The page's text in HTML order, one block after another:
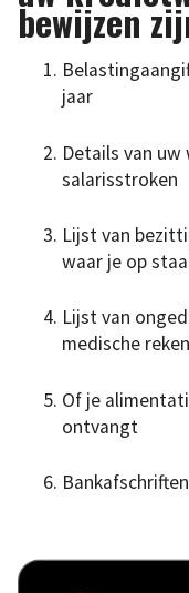
bewijzen
jaar
Details van
salarisstroken
Lijst van
waar je op
Lijst van
medische
Of je
ontvangt